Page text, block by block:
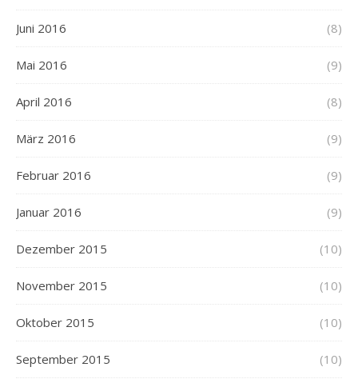
Juni 2016 (8)
Mai 2016 (9)
April 2016 (8)
März 2016 (9)
Februar 2016 (9)
Januar 2016 (9)
Dezember 2015 (10)
November 2015 (10)
Oktober 2015 (10)
September 2015 (10)